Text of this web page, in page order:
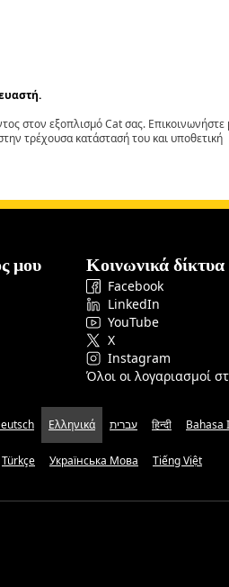
στον εξοπλισμό Cat σας. Επικοινωνήστε
τρέχουσα κατάστασή του και υποθετική
μου Κοινωνικά δίκτυα
Facebook
LinkedIn
YouTube
X
Instagram
Όλοι οι λογαριασμοί
Ελληνικά עברית हिन्दी Bahasa
Türkçe Українська Мова Tiếng Việt